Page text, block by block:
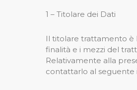
1 – Titolare dei Dati
Il titolare trattamento è
finalità e i mezzi del
Relativamente alla
contattarlo al seguente